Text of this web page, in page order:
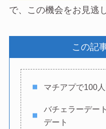
で、この機会をお見逃
この記
マチアプで100
バチェラーデー
デート